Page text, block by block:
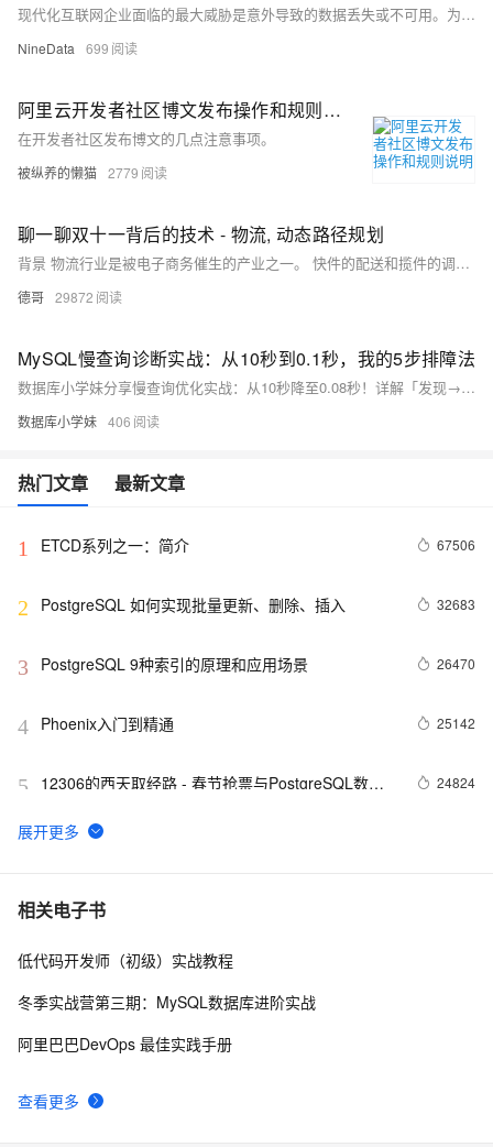
现代化互联网企业面临的最大威胁是意外导致的数据丢失或不可用。为应对这一挑战，企业通常采用“主从高可用”架构，但单一机房内的高可用仍存风险。真正的高可用需通过“跨机房容灾”或“异地容灾”实现。异地容灾将服务器部署在不同地域的机房中，确保一处受灾时，其他机房能迅速接管业务。更进一步的“异地多活”方案则让各节点同步处理业务流量，确保数据一致性，提高资源利用率。NineData 提供了实现这一方案的强大工具。
NineData 699
阿里云开发者社区博文发布操作和规则说明
在开发者社区发布博文的几点注意事项。
被纵养的懒猫 2779
聊一聊双十一背后的技术 - 物流, 动态路径规划
背景 物流行业是被电子商务催生的产业之一。 快件的配送和揽件的调度算法是物流行业一个非常重要的课题，直接关系到配送或揽件的时效，以及物流公司的运作成本。 好的算法，可以提高时效，降低成本，甚至可以更好的调动社会资源，就像滴滴打车一样，也许能全民参与哦。 以后也许上班路途还
德哥 29872
MySQL慢查询诊断实战：从10秒到0.1秒，我的5步排障法
数据库小学妹分享慢查询优化实战：从10秒降至0.08秒！详解「发现→收集→分析→优化→验证」5步排障法，覆盖慢日志配置、EXPLAIN进阶、索引失效场景、JOIN与分页优化等核心技巧，附真实案例与速查表。
数据库小学妹 406
热门文章 最新文章
1 ETCD系列之一：简介 67506
2 PostgreSQL 如何实现批量更新、删除、插入 32683
3 PostgreSQL 9种索引的原理和应用场景 26470
4 Phoenix入门到精通 25142
5
12306的西天取经路 - 春节抢票与PostgreSQL数据
24824
6 PostgreSQL 触发器用法详解 - 1
7 Apache Cassandra 简介
8 PostgreSQL 百亿地理位置数据 近邻查询性能
相关电子书
查看更多
低代码开发师（初级）实战教程
冬季实战营第三期：MySQL数据库进阶实战
阿里巴巴DevOps 最佳实践手册